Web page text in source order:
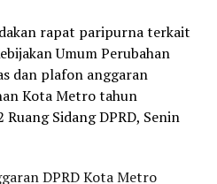
rapat paripurna terkait
Umum Perubahan
dan plafon anggaran
Kota Metro tahun
Sidang DPRD, Senin
DPRD Kota Metro